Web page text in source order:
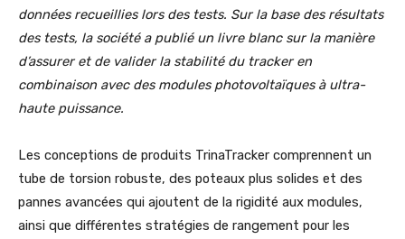
données recueillies lors des tests. Sur la base des résultats
des tests, la société a publié un livre blanc sur la manière
d’assurer et de valider la stabilité du tracker en
combinaison avec des modules photovoltaïques à ultra-
haute puissance.
Les conceptions de produits TrinaTracker comprennent un
tube de torsion robuste, des poteaux plus solides et des
pannes avancées qui ajoutent de la rigidité aux modules,
ainsi que différentes stratégies de rangement pour les